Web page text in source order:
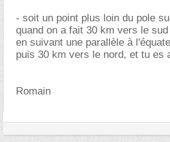
- soit un point plus loin du pole
quand on a fait 30 km vers le
en suivant une parallèle à
puis 30 km vers le nord, et tu es
Romain